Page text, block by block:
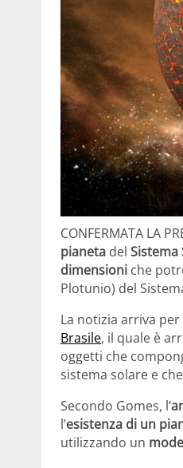
CONFERMATA LA
pianeta del Sistema
dimensioni che
Plotunio) del
La notizia arriva
Brasile, il quale è
oggetti che
sistema solare e
Secondo Gomes, l’
l’esistenza di un
utilizzando un